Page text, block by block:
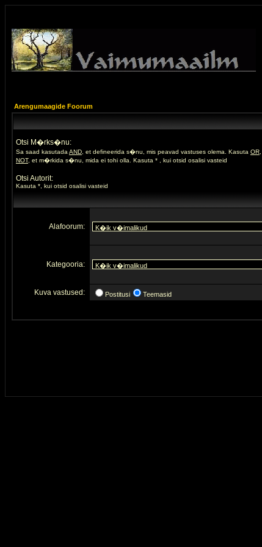
Arengumaagide Foorum
Otsi M�rks�nu:
Sa saad kasutada AND , et defineerida s�nu, mis peavad vastuses olema. Kasuta OR
NOT, et m�rkida s�nu, mida ei tohi olla. Kasuta * , kui otsid osalisi vasteid
Otsi Autorit:
Kasuta *, kui otsid osalisi vasteid
Alafoorum:
Kategooria:
Kuva vastused: Postitusi Teemasid